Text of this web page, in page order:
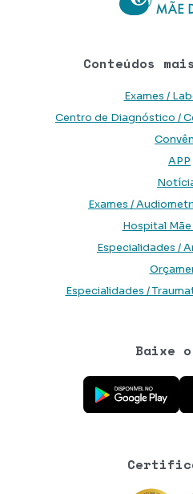
Conteúdos
Exames /
Centro de Diagnóstico /
APP
Exames /
Hospital
Especialidades /
Especialidades /
Baixe
Baixe o aplicativo na